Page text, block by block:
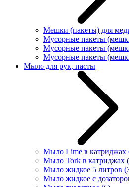
Мешки (пакеты) для
Мусорные пакеты
Мусорные пакеты
Мусорные пакеты
Мыло для рук, пасты
Мыло Lime в катриджах
Мыло Tork в катриджах
Мыло жидкое 5 литров
Мыло жидкое с